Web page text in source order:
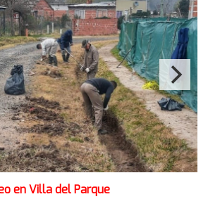
en Villa del Parque